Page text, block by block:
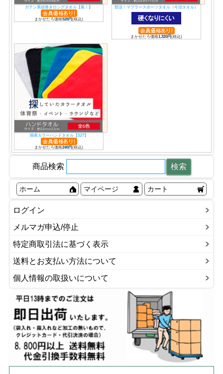
ガテン系頭巻きロングタオル【黒！】
まかせたろ価格528円(税込)
部活！マフラースポーツタオル（今治タオル）
まかせたろ価格1,320円(税込)
国産カラーハンドタオル【S27】
まかせたろ価格240円(税込)
商品検索
ホーム マイページ カート
ログイン
メルマガ申込/停止
特定商取引法に基づく表示
送料とお支払い方法について
個人情報の取扱いについて